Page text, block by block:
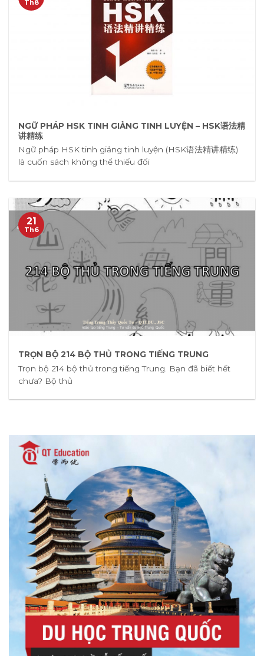
NGỮ PHÁP HSK TINH GIẢNG TINH LUYỆN – HSK语法精
讲精练
Ngữ pháp HSK tinh giảng tinh luyện (HSK语法精讲精练)
là cuốn sách không thể thiếu đối
Th8
TRỌN BỘ 214 BỘ THỦ TRONG TIẾNG TRUNG
Trọn bộ 214 bộ thủ trong tiếng Trung. Bạn đã biết hết
chưa? Bộ thủ
21
Th6